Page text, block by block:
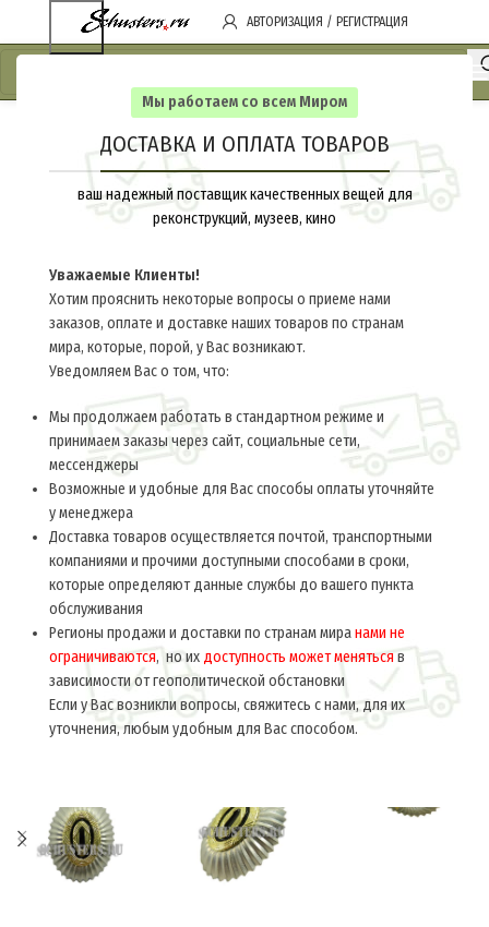
Мы работаем со всем Миром
ДОСТАВКА И ОПЛАТА ТОВАРОВ
ваш надежный поставщик качественных вещей для
реконструкций, музеев, кино
Уважаемые Клиенты!
Хотим прояснить некоторые вопросы о приеме нами
заказов, оплате и доставке наших товаров по странам
мира, которые, порой, у Вас возникают.
Уведомляем Вас о том, что:
Мы продолжаем работать в стандартном режиме и
принимаем заказы через сайт, социальные сети,
мессенджеры
Возможные и удобные для Вас способы оплаты уточняйте
у менеджера
Доставка товаров осуществляется почтой, транспортными
компаниями и прочими доступными способами в сроки,
которые определяют данные службы до вашего пункта
обслуживания
Регионы продажи и доставки по странам миранами не
ограничиваются, но их доступность может меняться в
зависимости от геополитической обстановки
Если у Вас возникли вопросы, свяжитесь с нами, для их
уточнения, любым удобным для Вас способом.
АВТОРИЗАЦИЯ / РЕГИСТРАЦИЯ